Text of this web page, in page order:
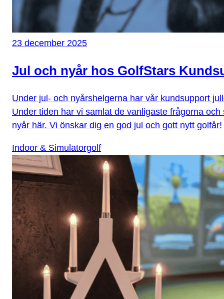
23 december 2025
Jul och nyår hos GolfStars
Under jul- och nyårshelgerna har vår kundsupport
Under tiden har vi samlat de vanligaste frågorna
nyår här. Vi önskar dig en god jul och gott nytt golfår!
Indoor & Simulatorgolf